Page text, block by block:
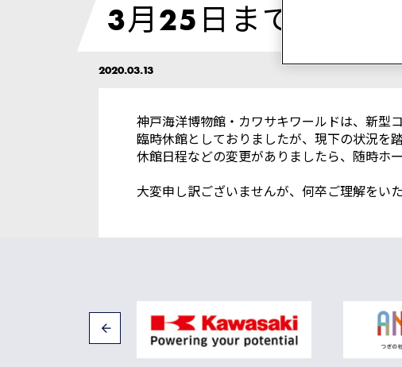
3月25日まで臨時休
2020.03.13
神戸海洋博物館・カワサキワールドは、新型
臨時休館としておりましたが、現下の状況を
休館日程などの変更がありましたら、随時ホ
大変申し訳ございませんが、何卒ご理解をい